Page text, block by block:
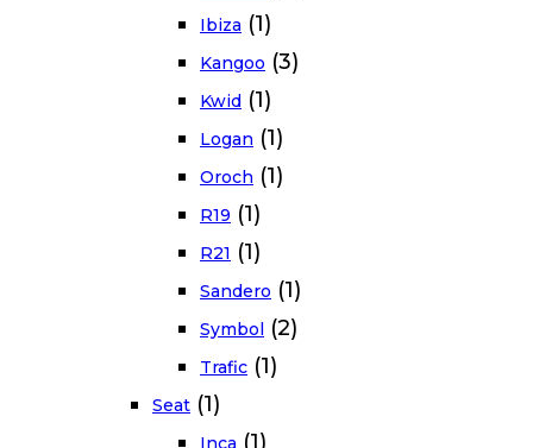
Ibiza (1)
Kangoo (3)
Kwid (1)
Logan (1)
Oroch (1)
R19 (1)
R21 (1)
Sandero (1)
Symbol (2)
Trafic (1)
Seat (1)
Inca (1)